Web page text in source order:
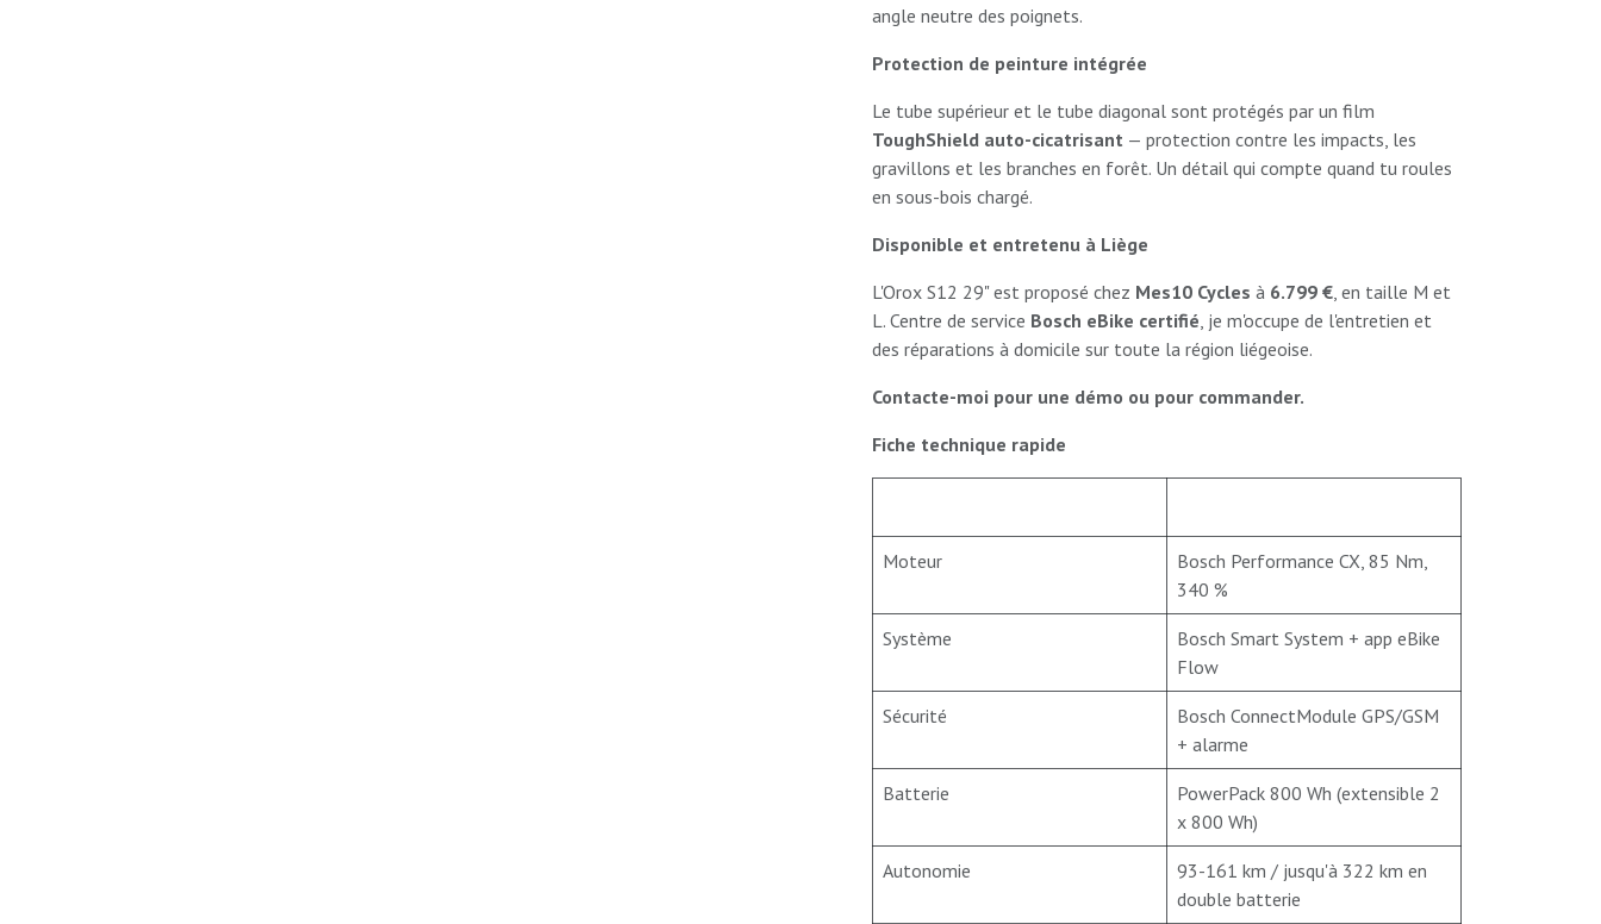
angle neutre des poignets.
Protection de peinture intégrée
Le tube supérieur et le tube diagonal sont protégés par un film
ToughShield auto-cicatrisant — protection contre les impacts, les
gravillons et les branches en forêt. Un détail qui compte quand tu roules
en sous-bois chargé.
Disponible et entretenu à Liège
L'Orox S12 29" est proposé chez Mes10 Cycles à 6.799 €, en taille M et
L. Centre de service Bosch eBike certifié, je m'occupe de l'entretien et
des réparations à domicile sur toute la région liégeoise.
Contacte-moi pour une démo ou pour commander.
Fiche technique rapide
Moteur
Bosch Performance CX, 85 Nm,
340 %
Système
Bosch Smart System + app eBike
Flow
Sécurité
Bosch ConnectModule GPS/GSM
+ alarme
Batterie
PowerPack 800 Wh (extensible 2
x 800 Wh)
Autonomie
93-161 km / jusqu'à 322 km en
double batterie